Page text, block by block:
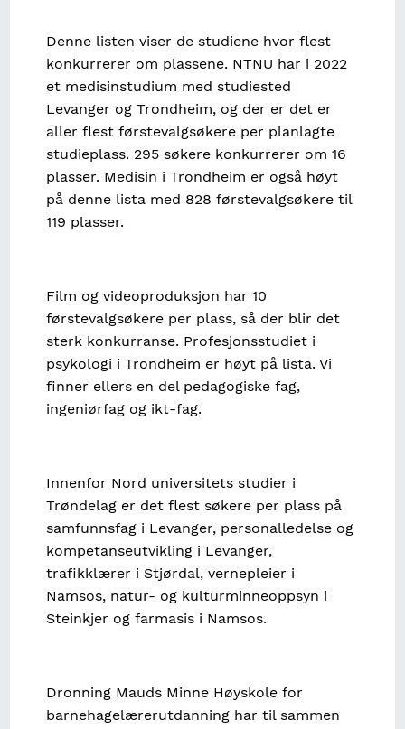
Denne listen viser de studiene hvor flest
konkurrerer om plassene. NTNU har i 2022
et medisinstudium med studiested
Levanger og Trondheim, og der er det er
aller flest førstevalgsøkere per planlagte
studieplass. 295 søkere konkurrerer om 16
plasser. Medisin i Trondheim er også høyt
på denne lista med 828 førstevalgsøkere til
119 plasser.
Film og videoproduksjon har 10
førstevalgsøkere per plass, så der blir det
sterk konkurranse. Profesjonsstudiet i
psykologi i Trondheim er høyt på lista. Vi
finner ellers en del pedagogiske fag,
ingeniørfag og ikt-fag.
Innenfor Nord universitets studier i
Trøndelag er det flest søkere per plass på
samfunnsfag i Levanger, personalledelse og
kompetanseutvikling i Levanger,
trafikklærer i Stjørdal, vernepleier i
Namsos, natur- og kulturminneoppsyn i
Steinkjer og farmasis i Namsos.
Dronning Mauds Minne Høyskole for
barnehagelærerutdanning har til sammen